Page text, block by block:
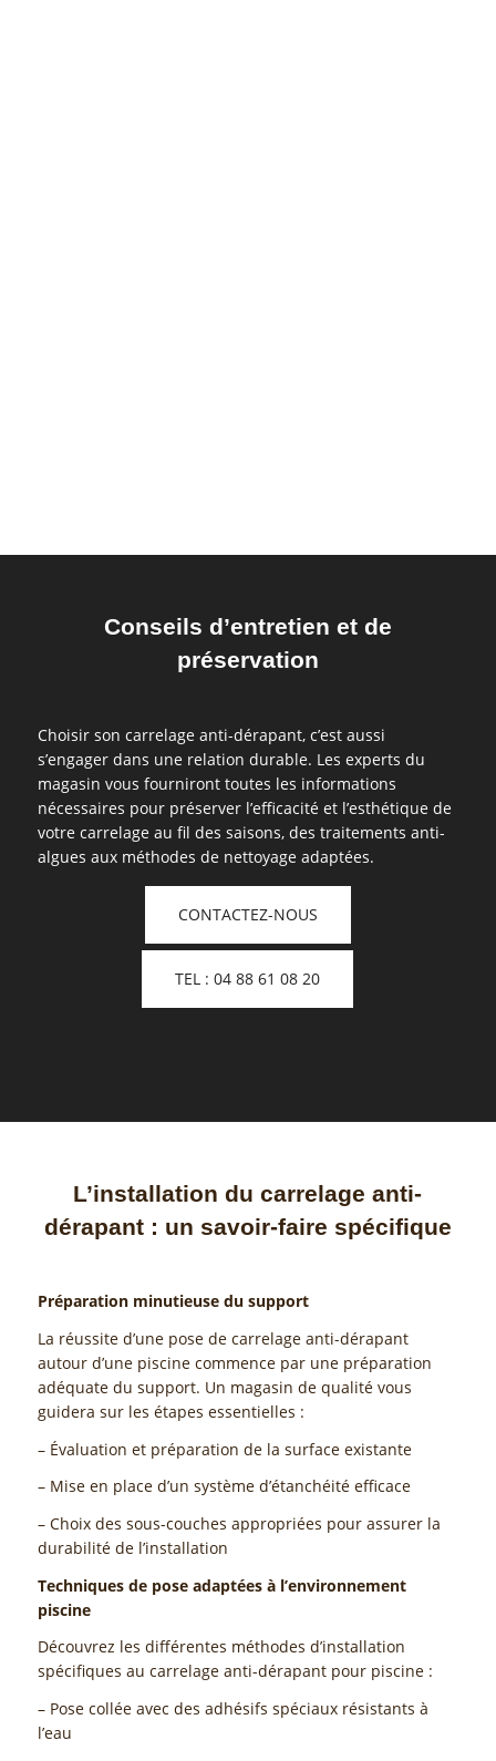
Conseils d’entretien et de
préservation
Choisir son carrelage anti-dérapant, c’est aussi
s’engager dans une relation durable. Les experts du
magasin vous fourniront toutes les informations
nécessaires pour préserver l’efficacité et l’esthétique de
votre carrelage au fil des saisons, des traitements anti-
algues aux méthodes de nettoyage adaptées.
CONTACTEZ-NOUS
TEL : 04 88 61 08 20
L’installation du carrelage anti-
dérapant : un savoir-faire spécifique
Préparation minutieuse du support
La réussite d’une pose de carrelage anti-dérapant
autour d’une piscine commence par une préparation
adéquate du support. Un magasin de qualité vous
guidera sur les étapes essentielles :
– Évaluation et préparation de la surface existante
– Mise en place d’un système d’étanchéité efficace
– Choix des sous-couches appropriées pour assurer la
durabilité de l’installation
Techniques de pose adaptées à l’environnement
piscine
Découvrez les différentes méthodes d’installation
spécifiques au carrelage anti-dérapant pour piscine :
– Pose collée avec des adhésifs spéciaux résistants à
l’eau